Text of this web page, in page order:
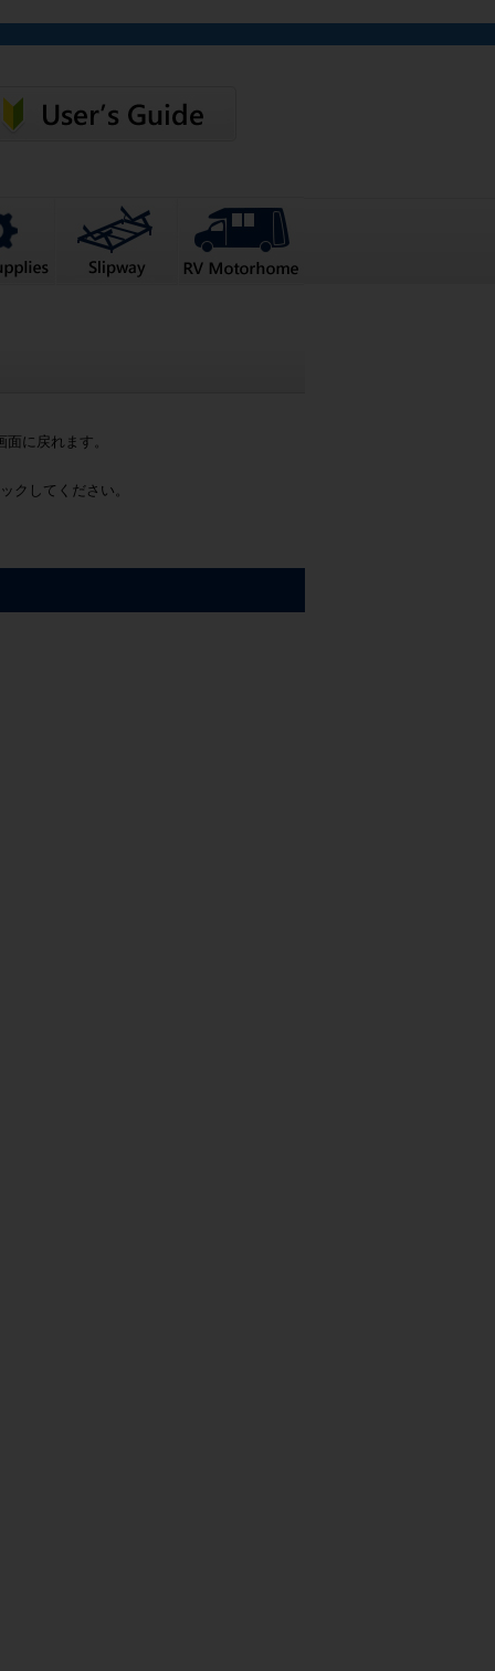
に戻れます。
クしてください。